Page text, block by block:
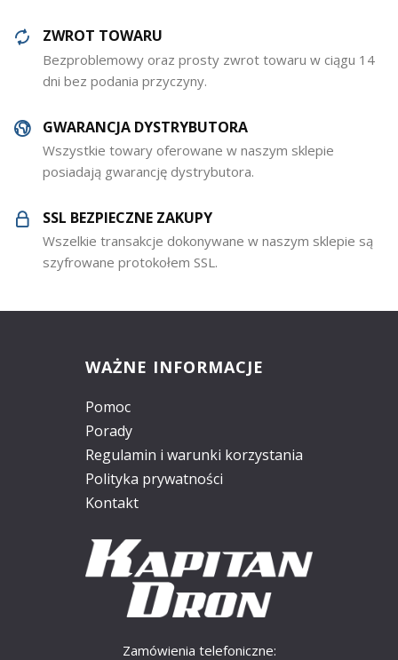
ZWROT TOWARU
Bezproblemowy oraz prosty zwrot towaru w ciągu 14
dni bez podania przyczyny.
GWARANCJA DYSTRYBUTORA
Wszystkie towary oferowane w naszym sklepie
posiadają gwarancję dystrybutora.
SSL BEZPIECZNE ZAKUPY
Wszelkie transakcje dokonywane w naszym sklepie są
szyfrowane protokołem SSL.
WAŻNE INFORMACJE
Pomoc
Porady
Regulamin i warunki korzystania
Polityka prywatności
Kontakt
Zamówienia telefoniczne: